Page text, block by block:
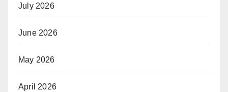
July 2026
June 2026
May 2026
April 2026